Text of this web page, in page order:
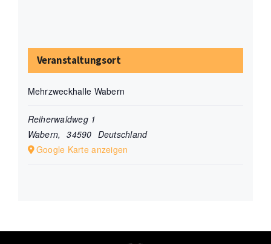
Veranstaltungsort
Mehrzweckhalle Wabern
Reiherwaldweg 1
Wabern, 34590 Deutschland
Google Karte anzeigen